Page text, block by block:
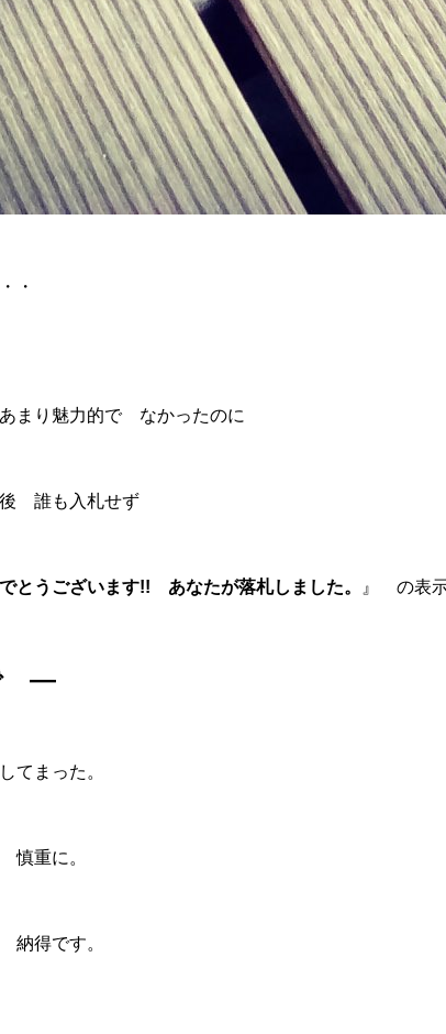
・
まり魅力的で なかったのに
誰も入札せず
とうございます!! あなたが落札しました。 』 の表
―
まった。
重に。
得です。